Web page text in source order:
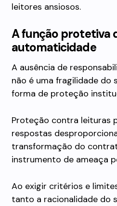
leitores ansiosos.
A função protetiva
automaticidade
A ausência de
não é uma fragilidade do
forma de proteção
Proteção contra leituras
respostas
transformação do
instrumento de ameaça
Ao exigir critérios e
tanto a racionalidade do